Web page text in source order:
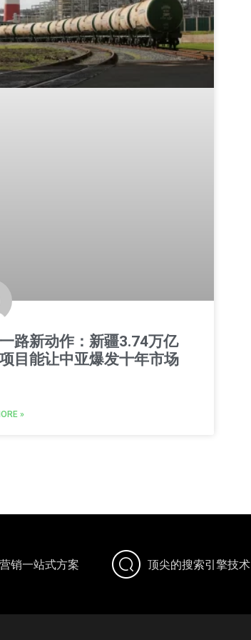
路新动作：新疆3.74万亿
目能让中亚爆发十年市场
»
销一站式方案 顶尖的搜索引擎技术